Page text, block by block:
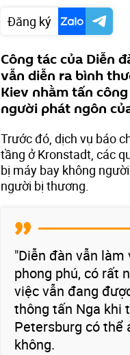
Đăng ký
Công tác của Diễn
vẫn diễn ra bình
Kiev nhằm tấn
người phát ngôn
Trước đó, dịch vụ báo
tầng ở Kronstadt, các
bị máy bay không
người bị thương.
"Diễn đàn vẫn
phong phú, có rất
việc vẫn đang
thông tấn Nga khi
Petersburg có thể
không.